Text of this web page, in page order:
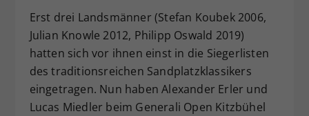
Erst drei Landsmänner (Stefan Koubek 2006,
Julian Knowle 2012, Philipp Oswald 2019)
hatten sich vor ihnen einst in die Siegerlisten
des traditionsreichen Sandplatzklassikers
eingetragen. Nun haben Alexander Erler und
Lucas Miedler beim Generali Open Kitzbühel
Dieser Wert speichert Ihre Consent-
Einstellungen. Unter anderem eine
zufällig generierte ID, für die
historische Speicherung Ihrer
vorgenommen Einstellungen, falls der
Webseiten-Betreiber dies eingestellt
hat.